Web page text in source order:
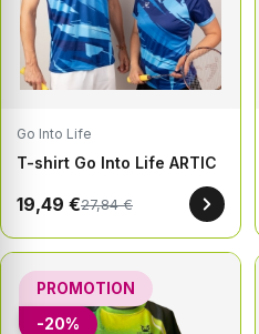
Go Into Life
T-shirt Go Into Life ARTIC
19,49 €27,84 €
PROMOTION
-20%